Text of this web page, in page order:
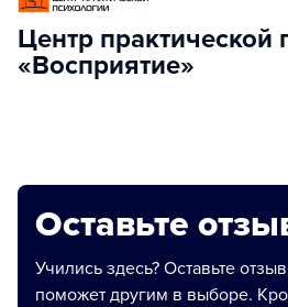
Центр практической
«Восприятие»
Оставьте
Учились здесь? Оставьте
поможет другим в выборе.